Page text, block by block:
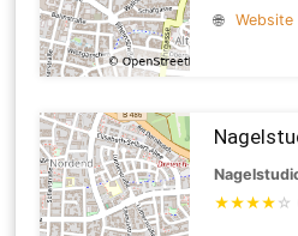
🌐
Website
★★★★ ☆